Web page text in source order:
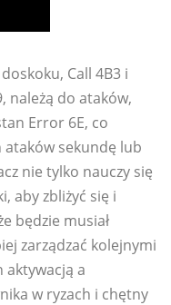
Call 4B3 i
należą do ataków,
Error 6E, co
sekundę lub
nie tylko nauczy się
aby zbliżyć się i
będzie musiał
zarządzać kolejnymi
aktywacją a
w ryzach i chętny